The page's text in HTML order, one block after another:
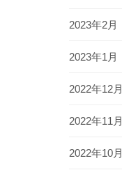
2023年2月
2023年1月
2022年12月
2022年11月
2022年10月